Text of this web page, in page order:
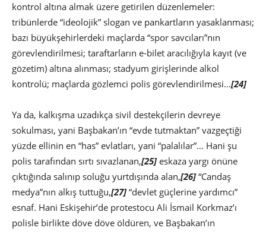
kontrol altına almak üzere getirilen düzenlemeler:
tribünlerde “ideolojik” slogan ve pankartların yasaklanması;
bazı büyükşehirlerdeki maçlarda “spor savcıları”nın
görevlendirilmesi; taraftarların e-bilet aracılığıyla kayıt (ve
gözetim) altına alınması; stadyum girişlerinde alkol
kontrolü; maçlarda gözlemci polis görevlendirilmesi…[24]
Ya da, kalkışma uzadıkça sivil destekçilerin devreye
sokulması, yani Başbakan’ın “evde tutmaktan” vazgeçtiği
yüzde ellinin en “has” evlatları, yani “palalılar”… Hani şu
polis tarafından sırtı sıvazlanan,[25]eskaza yargı önüne
çıktığında salınıp soluğu yurtdışında alan,[26]“Candaş
medya”nın alkış tuttuğu,[27]“devlet güçlerine yardımcı”
esnaf. Hani Eskişehir’de protestocu Ali İsmail Korkmaz’ı
polisle birlikte döve döve öldüren, ve Başbakan’ın